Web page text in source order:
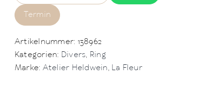
Termin
Artikelnummer: 138962
Kategorien: Divers, Ring
Marke: Atelier Heldwein, La Fleur